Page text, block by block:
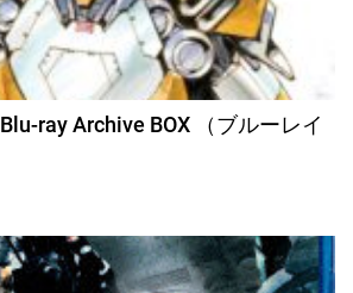
ray Archive BOX （ブルーレイ